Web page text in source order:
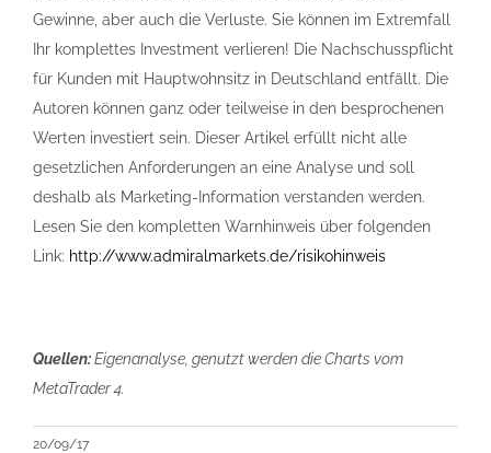
Gewinne, aber auch die Verluste. Sie können im Extremfall
Ihr komplettes Investment verlieren! Die Nachschusspflicht
für Kunden mit Hauptwohnsitz in Deutschland entfällt. Die
Autoren können ganz oder teilweise in den besprochenen
Werten investiert sein. Dieser Artikel erfüllt nicht alle
gesetzlichen Anforderungen an eine Analyse und soll
deshalb als Marketing-Information verstanden werden.
Lesen Sie den kompletten Warnhinweis über folgenden
Link: http://www.admiralmarkets.de/risikohinweis
Quellen:Eigenanalyse, genutzt werden die Charts vom
MetaTrader 4.
20/09/17